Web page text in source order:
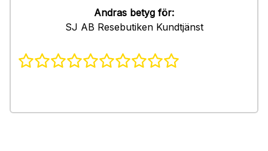
Andras betyg för:
SJ AB Resebutiken Kundtjänst